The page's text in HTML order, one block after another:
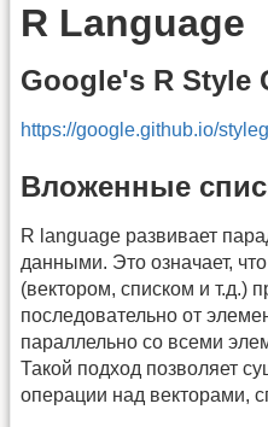
R Language
Google's R Style
https://google.github.io/
Вложенные
R language развивает
данными. Это означает,
(вектором, списком и т.д.)
последовательно от
параллельно со всеми
Такой подход позволяет
операции над векторами,